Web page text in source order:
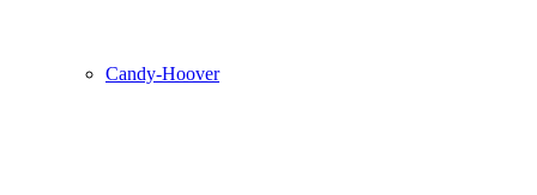
Candy-Hoover